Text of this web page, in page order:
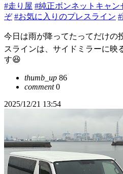
#走り屋 #純正ボンネットキャン
ぞ #お気に入りのプレスライン
今日は雨が降ってたってだけの
スラインは、サイドミラーに映
す😆
thumb_up 86
comment0
2025/12/21 13:54